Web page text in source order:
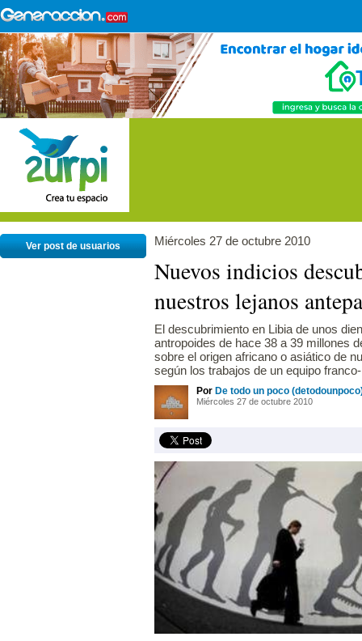
Ver post de usuarios Miércoles 27 de octubre 2010
Nuevos indicios
nuestros lejanos
El descubrimiento en Libia de unos
antropoides de hace 38 a 39 millones
sobre el origen africano o asiático de
según los trabajos de un equipo
Por De todo un poco
Miércoles 27 de octubre 2010